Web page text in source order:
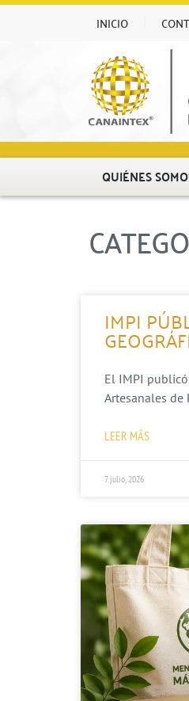
INICIO
QUIÉNES
IMPI
El IMPI
Artesanales de
LEER MÁS
7 julio, 2026